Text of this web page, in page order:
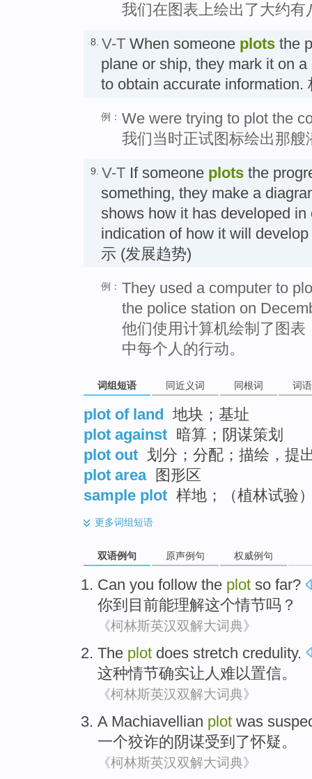
我们在图表上绘出了大约有
8. V-T When someone plots the
plane or ship, they mark it on
to obtain accurate information.
例： We were trying to plot the
我们当时正试图标绘出那艘
9. V-T If someone plots the
something, they make a
shows how it has developed in
indication of how it will
示 (发展趋势)
例： They used a computer to
the police station on
他们使用计算机绘制了图
中每个人的行动。
词组短语 同近义词 同根词 词
plot of land
地块；基址
plot against 暗算；阴谋策划
plot out 划分；分配；描绘，提
plot area
图形区
sample plot 样地；（植林试验
更多词组短语
双语例句 原声例句 权威例句
Can you follow the plot so far?
你到 目前能理解这个情节吗？
《柯林斯英汉双解大词典》
The plot does stretch credulity.
这种情节确实让人难以置信。
《柯林斯英汉双解大词典》
A Machiavellian plot was
一个狡诈的 阴谋受到了怀疑。
《柯林斯英汉双解大词典》